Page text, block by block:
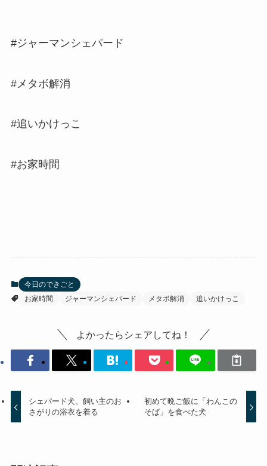
#ジャーマンシェパード
#メタボ解消
#追いかけっこ
#お家時間
今日のできごと
お家時間
ジャーマンシェパード メタボ解消 追いかけっこ
よかったらシェアしてね！
シェパード犬、飼い主のお
さがりの浴衣を着る
初めて晩ご飯に「わんこの
そば」を食べた犬